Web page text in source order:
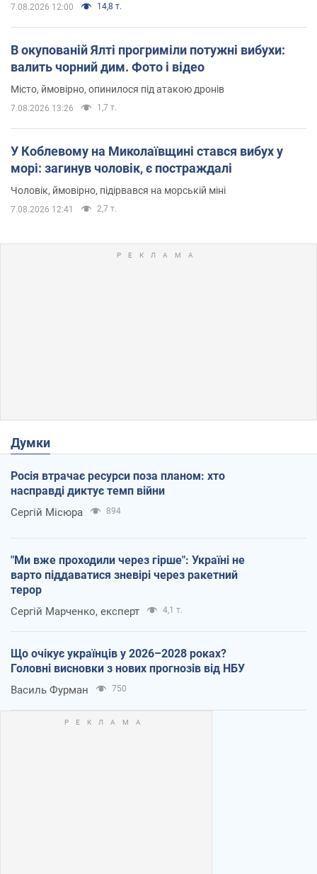
7.08.2026 12:00 14,8 т.
В окупованій Ялті прогриміли потужні вибухи:
валить чорний дим. Фото і відео
Місто, ймовірно, опинилося під атакою дронів
7.08.2026 13:26 1,7 т.
У Коблевому на Миколаївщині стався вибух у
морі: загинув чоловік, є постраждалі
Чоловік, ймовірно, підірвався на морській міні
7.08.2026 12:41 2,7 т.
Думки
Росія втрачає ресурси поза планом: хто
насправді диктує темп війни
Сергій Місюра 894
"Ми вже проходили через гірше": Україні не
варто піддаватися зневірі через ракетний
терор
Сергій Марченко, експерт 4,1 т.
Що очікує українців у 2026–2028 роках?
Головні висновки з нових прогнозів від НБУ
Василь Фурман 750